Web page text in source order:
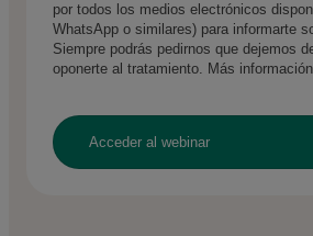
por todos los medios electrónicos
WhatsApp o similares) para informarte
Siempre podrás pedirnos que dejemos
oponerte al tratamiento. Más información